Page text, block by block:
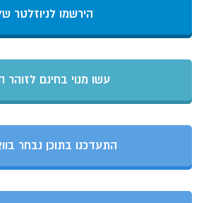
הירשמו לניוזלטר
עשו מנוי בחינם לזוהר
התעדכנו בתוכן נבחר